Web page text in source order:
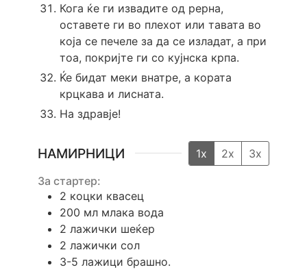
Кога ќе ги извадите од рерна,
оставете ги во плехот или тавата во
која се печеле за да се изладат, а при
тоа, покријте ги со кујнска крпа.
Ќе бидат меки внатре, а кората
крцкава и лисната.
На здравје!
НАМИРНИЦИ 1x 2x 3x
За стартер:
2 коцки квасец
200 мл млака вода
2 лажички шеќер
2 лажички сол
3-5 лажици брашно.